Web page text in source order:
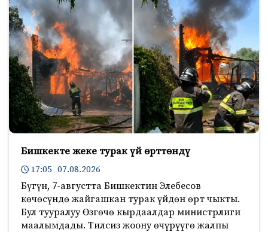
Бишкекте жеке турак үй өрттөндү
17:05 07.08.2026
Бүгүн, 7-августта Бишкектин Элебесов
көчөсүндө жайгашкан турак үйдөн өрт чыкты.
Бул тууралуу Өзгөчө кырдаалдар министрлиги
маалымдады. Тилсиз жоону өчүрүүгө жалпы